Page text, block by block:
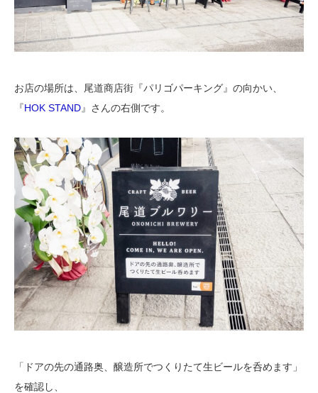
お店の場所は、尾道商店街『パリゴパーキング』の向かい、
『HOK STAND』さんの右側です。
「ドアの先の通路奥、醸造所でつくりたて生ビールを呑めます」
を確認し、